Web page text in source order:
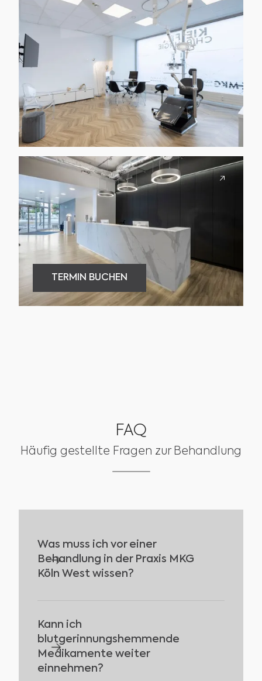
TERMIN BUCHEN
TERMIN BUCHEN
FAQ
Häufig gestellte Fragen zur Behandlung
Was muss ich vor einer
Behandlung in der Praxis MKG
Köln West wissen?
Wir führen ein ausführliches
Beratungsgespräch, um Ihre
medizinische Vorgeschichte zu
verstehen und die bestmögliche
Kann ich
blutgerinnungshemmende
Medikamente weiter
einnehmen?